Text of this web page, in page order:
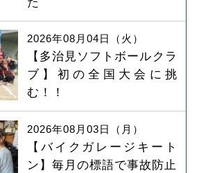
【多治見ソフトボールクラ
ブ】初の全国大会に挑
む！！
2026年08月04日（火）
【バイクガレージキート
ン】毎月の標語で事故防止
2026年08月03日（月）